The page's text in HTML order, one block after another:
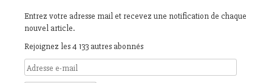
Entrez votre adresse mail et recevez une notification de chaque
nouvel article.
Rejoignez les 4 133 autres abonnés
Adresse
e-